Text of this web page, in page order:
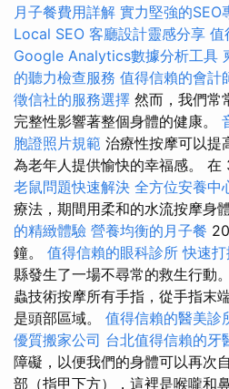
月子餐費用詳解 實力堅強的SEO
Local SEO 客廳設計靈感分享 值
Google Analytics數據分析工具
的聽力檢查服務 值得信賴的會計
徵信社的服務選擇 然而，我們常
完整性影響著整個身體的健康。
胞證照片規範 治療性按摩可以提
為老年人提供愉快的幸福感。
老鼠問題快速解決 全方位安養中
療法，期間用柔和的水流按摩身
的精緻體驗 營養均衡的月子餐 20
鐘。 值得信賴的眼科診所 快速
縣發生了一場不尋常的救生行動。
蟲技術按摩所有手指，從手指末
是頭部區域。 值得信賴的醫美診
優質搬家公司 台北值得信賴的牙
障礙，以便我們的身體可以再次
部（指甲下方），這裡是喉嚨和